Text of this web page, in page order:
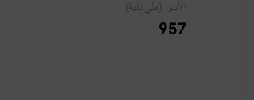
الأسوأ (ملي ثانية)
957